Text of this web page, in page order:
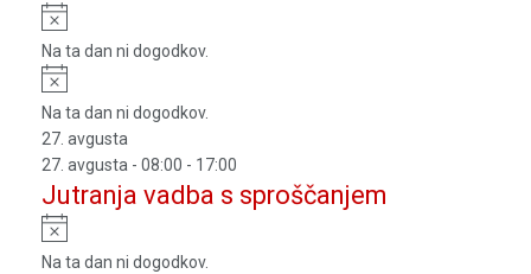
Notice
Na ta dan ni dogodkov.
Notice
Na ta dan ni dogodkov.
27. avgusta
27. avgusta - 08:00 - 17:00
Jutranja vadba s sproščanjem
Notice
Na ta dan ni dogodkov.